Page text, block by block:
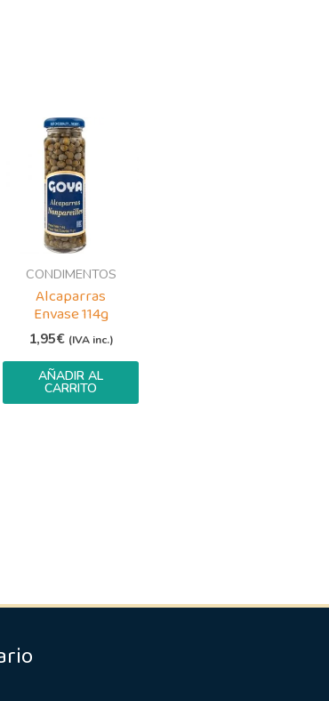
CONDIMENTOS
Alcaparras
Envase 114g
1,95€ (IVA inc.)
AÑADIR AL
CARRITO